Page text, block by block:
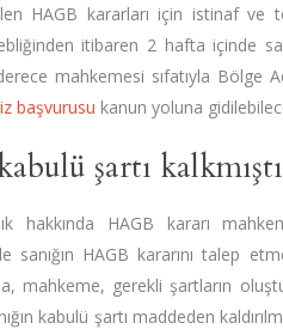
HAGB kararları için istinaf ve
itibaren 2 hafta içinde
mahkemesi sıfatıyla Bölge
başvurusu kanun yoluna
şartı
hakkında HAGB kararı
sanığın HAGB kararını talep
mahkeme, gerekli şartların
kabulü şartı maddeden